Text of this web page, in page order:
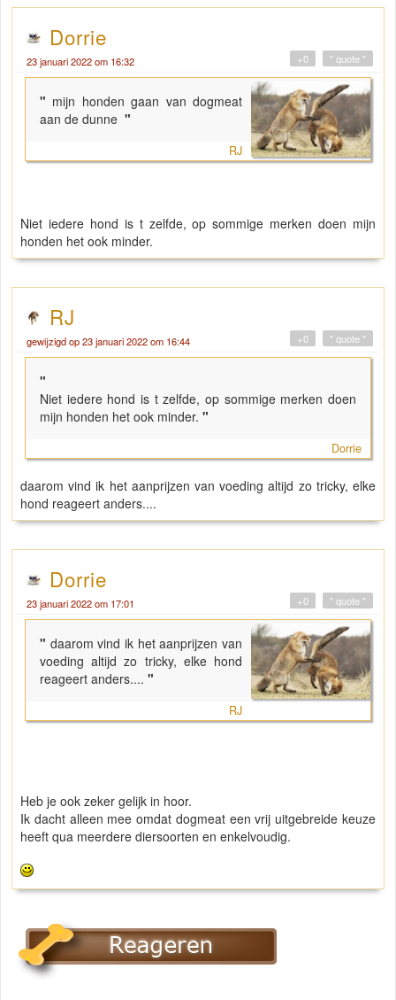
Dorrie
23 januari 2022 om 16:32 " quote "
+0
" mijn honden gaan van dogmeat
aan de dunne "
RJ
Niet iedere hond is t zelfde, op sommige merken doen mijn
honden het ook minder.
RJ
gewijzigd op 23 januari 2022 om 16:44 " quote "
+0
"
Niet iedere hond is t zelfde, op sommige merken doen
mijn honden het ook minder. "
Dorrie
daarom vind ik het aanprijzen van voeding altijd zo tricky, elke
hond reageert anders....
Dorrie
23 januari 2022 om 17:01 " quote "
+0
" daarom vind ik het aanprijzen van
voeding altijd zo tricky, elke hond
reageert anders.... "
RJ
Heb je ook zeker gelijk in hoor.
Ik dacht alleen mee omdat dogmeat een vrij uitgebreide keuze
heeft qua meerdere diersoorten en enkelvoudig.